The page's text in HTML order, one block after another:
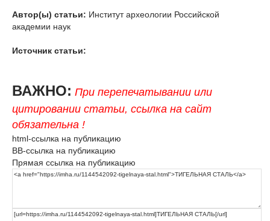
Автор(ы) статьи: Институт археологии Российской
академии наук
Источник статьи:
ВАЖНО: При перепечатывании или
цитировании статьи, ссылка на сайт
обязательна !
html-ссылка на публикацию
BB-ссылка на публикацию
Прямая ссылка на публикацию